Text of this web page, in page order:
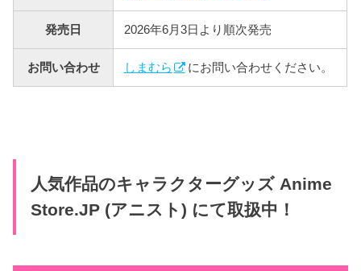
発売日 2026年6月3日より順次発売
お問い合わせ しまむら にお問い合わせください。
人気作品のキャラクターグッズ Anime
Store.JP (アニスト) にて取扱中！